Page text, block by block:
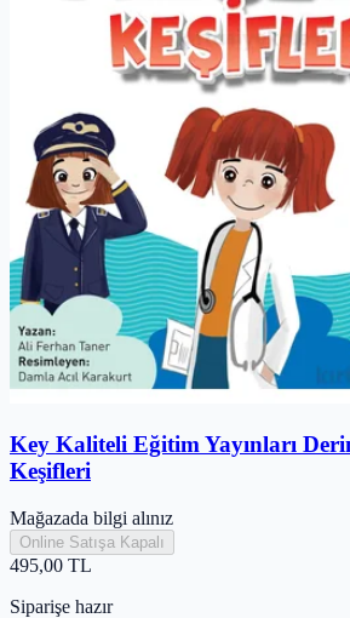
Key Kaliteli Eğitim Yayınları
Keşifleri
Mağazada bilgi alınız
Online Satışa Kapalı
495,00 TL
Siparişe hazır